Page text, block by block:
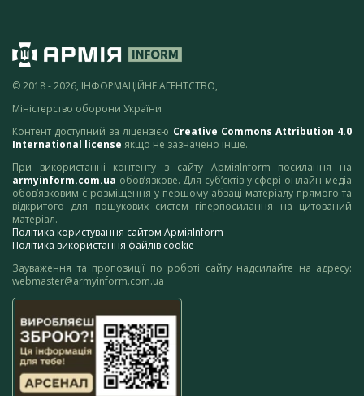
© 2018 - 2026, ІНФОРМАЦІЙНЕ АГЕНТСТВО,
Міністерство оборони України
Контент доступний за ліцензією Creative Commons Attribution 4.0
International license якщо не зазначено інше.
При використанні контенту з сайту АрміяInform посилання на
armyinform.com.ua обов’язкове. Для суб’єктів у сфері онлайн-медіа
обов’язковим є розміщення у першому абзаці матеріалу прямого та
відкритого для пошукових систем гіперпосилання на цитований
матеріал.
Політика користування сайтом АрміяInform
Політика використання файлів cookie
Зауваження та пропозиції по роботі сайту надсилайте на адресу:
webmaster@armyinform.com.ua